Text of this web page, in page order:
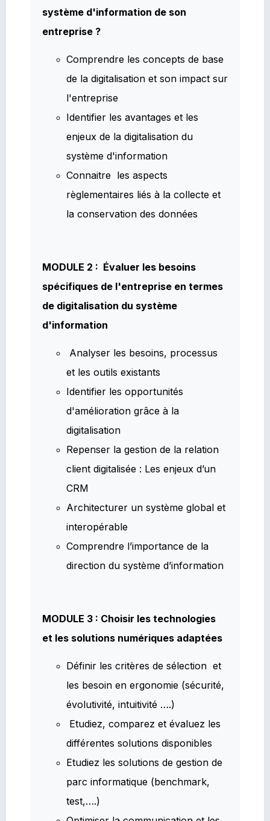
système d'information de son
entreprise ?
Comprendre les concepts de base
de la digitalisation et son impact sur
l'entreprise
Identifier les avantages et les
enjeux de la digitalisation du
système d'information
Connaitre les aspects
règlementaires liés à la collecte et
la conservation des données
MODULE 2 : Évaluer les besoins
spécifiques de l'entreprise en termes
de digitalisation du système
d'information
Analyser les besoins, processus
et les outils existants
Identifier les opportunités
d'amélioration grâce à la
digitalisation
Repenser la gestion de la relation
client digitalisée : Les enjeux d’un
CRM
Architecturer un système global et
interopérable
Comprendre l’importance de la
direction du système d’information
MODULE 3 : Choisir les technologies
et les solutions numériques adaptées
Définir les critères de sélection et
les besoin en ergonomie (sécurité,
évolutivité, intuitivité ….)
Etudiez, comparez et évaluez les
différentes solutions disponibles
Etudiez les solutions de gestion de
parc informatique (benchmark,
test,….)